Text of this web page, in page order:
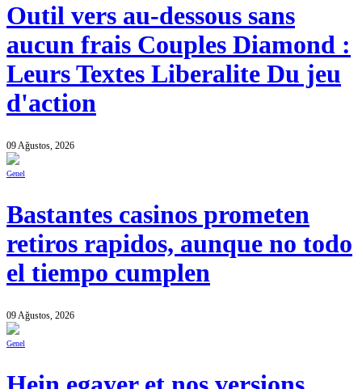
Outil vers au-dessous sans
aucun frais Couples Diamond :
Leurs Textes Liberalite Du jeu
d'action
09 Ağustos, 2026
Genel
Bastantes casinos prometen
retiros rapidos, aunque no todo
el tiempo cumplen
09 Ağustos, 2026
Genel